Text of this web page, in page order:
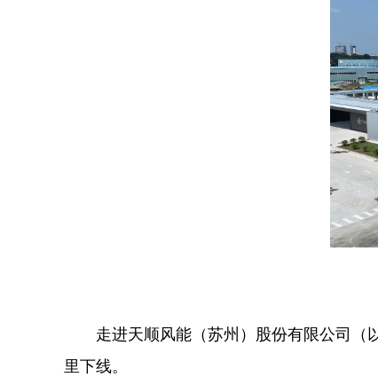
走进天顺风能（苏州）股份有限公司（
里下线。